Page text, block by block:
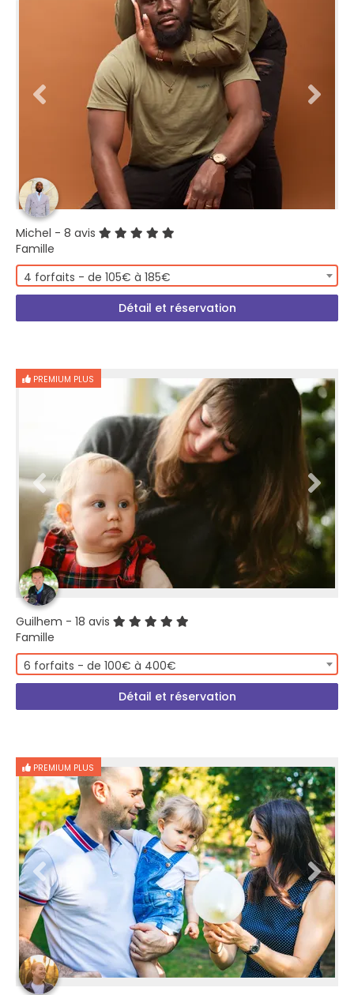
Michel - 8 avis
Famille
4 forfaits - de 105€ à 185€
Détail et réservation
PREMIUM PLUS
Guilhem - 18 avis
Famille
6 forfaits - de 100€ à 400€
Détail et réservation
PREMIUM PLUS